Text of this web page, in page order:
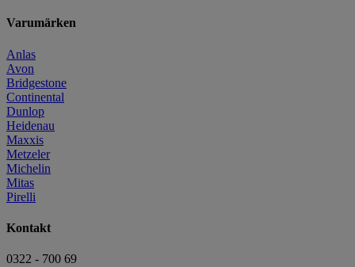
Varumärken
Anlas
Avon
Bridgestone
Continental
Dunlop
Heidenau
Maxxis
Metzeler
Michelin
Mitas
Pirelli
Kontakt
0322 - 700 69